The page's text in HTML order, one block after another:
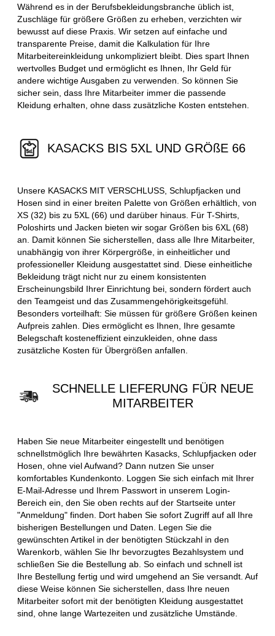
Während es in der Berufsbekleidungsbranche üblich ist,
Zuschläge für größere Größen zu erheben, verzichten wir
bewusst auf diese Praxis. Wir setzen auf einfache und
transparente Preise, damit die Kalkulation für Ihre
Mitarbeitereinkleidung unkompliziert bleibt. Dies spart Ihnen
wertvolles Budget und ermöglicht es Ihnen, Ihr Geld für
andere wichtige Ausgaben zu verwenden. So können Sie
sicher sein, dass Ihre Mitarbeiter immer die passende
Kleidung erhalten, ohne dass zusätzliche Kosten entstehen.
KASACKS BIS 5XL UND GRÖßE 66
Unsere KASACKS MIT VERSCHLUSS, Schlupfjacken und
Hosen sind in einer breiten Palette von Größen erhältlich, von
XS (32) bis zu 5XL (66) und darüber hinaus. Für T-Shirts,
Poloshirts und Jacken bieten wir sogar Größen bis 6XL (68)
an. Damit können Sie sicherstellen, dass alle Ihre Mitarbeiter,
unabhängig von ihrer Körpergröße, in einheitlicher und
professioneller Kleidung ausgestattet sind. Diese einheitliche
Bekleidung trägt nicht nur zu einem konsistenten
Erscheinungsbild Ihrer Einrichtung bei, sondern fördert auch
den Teamgeist und das Zusammengehörigkeitsgefühl.
Besonders vorteilhaft: Sie müssen für größere Größen keinen
Aufpreis zahlen. Dies ermöglicht es Ihnen, Ihre gesamte
Belegschaft kosteneffizient einzukleiden, ohne dass
zusätzliche Kosten für Übergrößen anfallen.
SCHNELLE LIEFERUNG FÜR NEUE
MITARBEITER
Haben Sie neue Mitarbeiter eingestellt und benötigen
schnellstmöglich Ihre bewährten Kasacks, Schlupfjacken oder
Hosen, ohne viel Aufwand? Dann nutzen Sie unser
komfortables Kundenkonto. Loggen Sie sich einfach mit Ihrer
E-Mail-Adresse und Ihrem Passwort in unserem Login-
Bereich ein, den Sie oben rechts auf der Startseite unter
"Anmeldung" finden. Dort haben Sie sofort Zugriff auf all Ihre
bisherigen Bestellungen und Daten. Legen Sie die
gewünschten Artikel in der benötigten Stückzahl in den
Warenkorb, wählen Sie Ihr bevorzugtes Bezahlsystem und
schließen Sie die Bestellung ab. So einfach und schnell ist
Ihre Bestellung fertig und wird umgehend an Sie versandt. Auf
diese Weise können Sie sicherstellen, dass Ihre neuen
Mitarbeiter sofort mit der benötigten Kleidung ausgestattet
sind, ohne lange Wartezeiten und zusätzliche Umstände.